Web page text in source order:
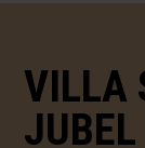
VILLA